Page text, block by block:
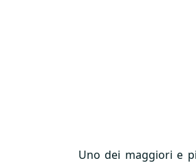
Uno dei maggiori e